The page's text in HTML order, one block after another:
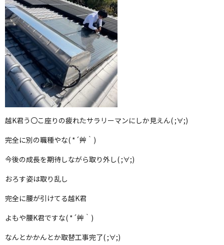
越K君う〇こ座りの疲れたサラリーマンにしか見えん( ;∀;)
完全に別の職種やな( *´艸｀)
今後の成長を期待しながら取り外し( ;∀;)
おろす姿は取り乱し
完全に腰が引けてる越K君
よもや腰K君ですな( *´艸｀)
なんとかかんとか取替工事完了( ;∀;)